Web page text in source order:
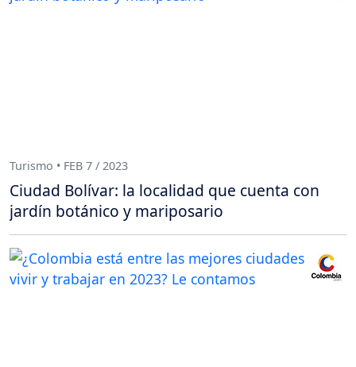
Turismo • FEB 7 / 2023
Ciudad Bolívar: la localidad que cuenta con
jardín botánico y mariposario